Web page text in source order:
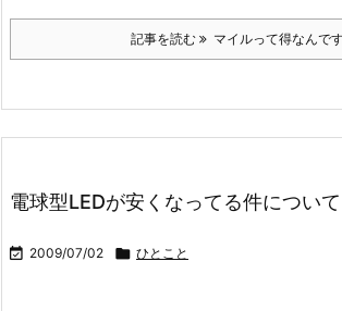
記事を読む マイルって得なんで
電球型LEDが安くなってる件について
 2009/07/02  ひとこと